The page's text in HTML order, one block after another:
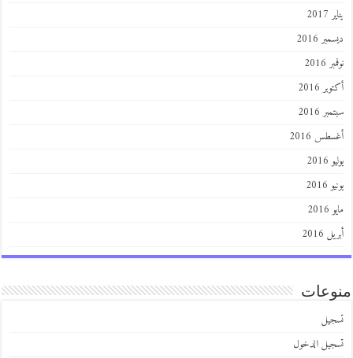
يناير 2017
ديسمبر 2016
نوفمبر 2016
أكتوبر 2016
سبتمبر 2016
أغسطس 2016
يوليو 2016
يونيو 2016
مايو 2016
أبريل 2016
منوعات
تسجيل
تسجيل الدخول